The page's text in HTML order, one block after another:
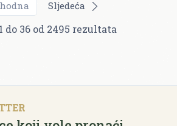
Sljedeća
1 do 36 od 2495 rezultata